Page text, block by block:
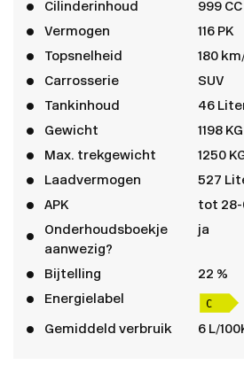
Cilinderinhoud
999 CC
Vermogen
116 PK
Topsnelheid
180
Carrosserie
SUV
Tankinhoud
46
Gewicht
1198 KG
Max. trekgewicht
1250
Laadvermogen
527
APK
tot
Onderhoudsboekje
aanwezig?
ja
Bijtelling
22 %
Energielabel
Gemiddeld verbruik 6 L/